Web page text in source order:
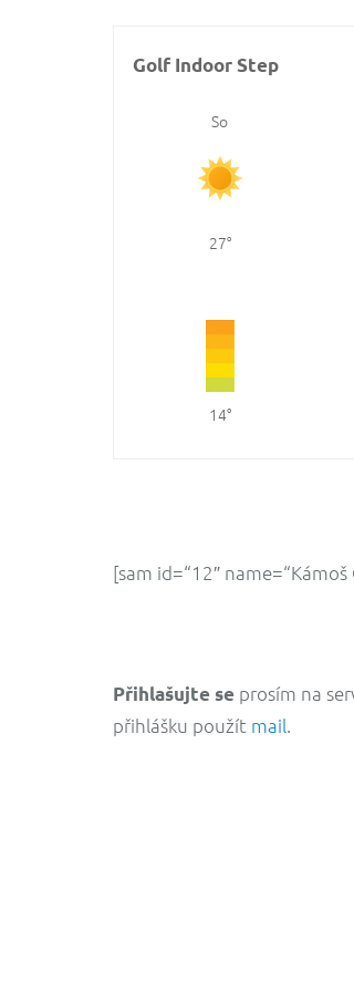
Golf Indoor Step
So
27
14
[sam id=“12″
Přihlašujte se prosím na
přihlášku použít mail.